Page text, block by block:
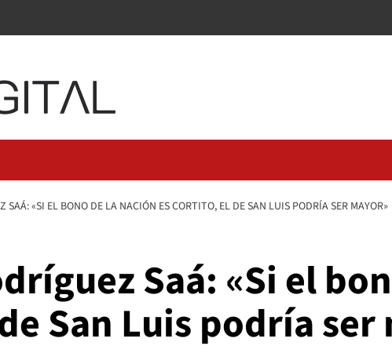
SAÁ: «SI EL BONO DE LA NACIÓN ES CORTITO, EL DE SAN LUIS PODRÍA SER MAYOR»
Saá: «Si el
San Luis podría ser